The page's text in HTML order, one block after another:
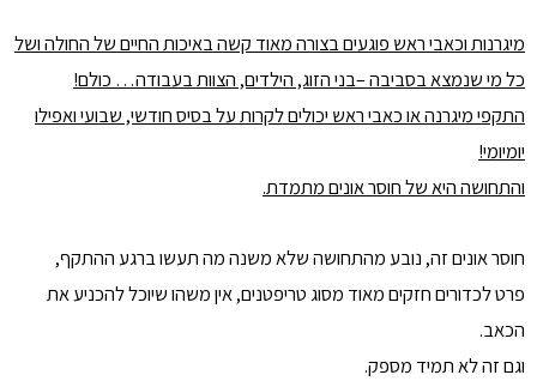
מיגרנות וכאבי ראש פוגעים בצורה מאוד קשה באיכות החיים של החולה ושל
כל מי שנמצא בסביבה –בני הזוג, הילדים, הצוות בעבודה… כולם!
התקפי מיגרנה או כאבי ראש יכולים לקרות על בסיס חודשי, שבועי ואפילו
יומיומי!
והתחושה היא של חוסר אונים מתמדת.
חוסר אונים זה, נובע מהתחושה שלא משנה מה תעשו ברגע ההתקף,
פרט לכדורים חזקים מאוד מסוג טריפטנים, אין משהו שיוכל להכניע את
הכאב.
וגם זה לא תמיד מספק.